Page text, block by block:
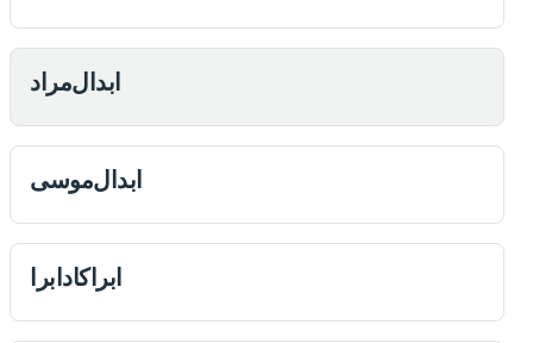
ابدال‌مراد
ابدال‌موسی
ابراكادابرا